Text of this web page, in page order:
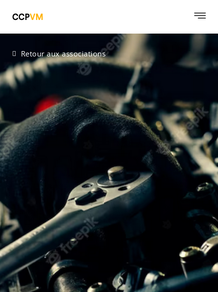
Retour aux associations